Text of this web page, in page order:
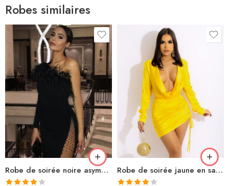
Robes similaires
Robe de soirée noire asymétrique à plumes fendue Robe de soirée jaune en satin moulante maxi décolleté